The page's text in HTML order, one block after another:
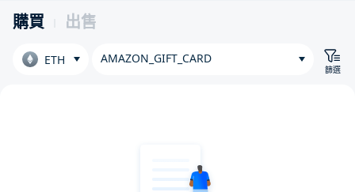
購買 出售
ETH AMAZON_GIFT_CARD
篩選